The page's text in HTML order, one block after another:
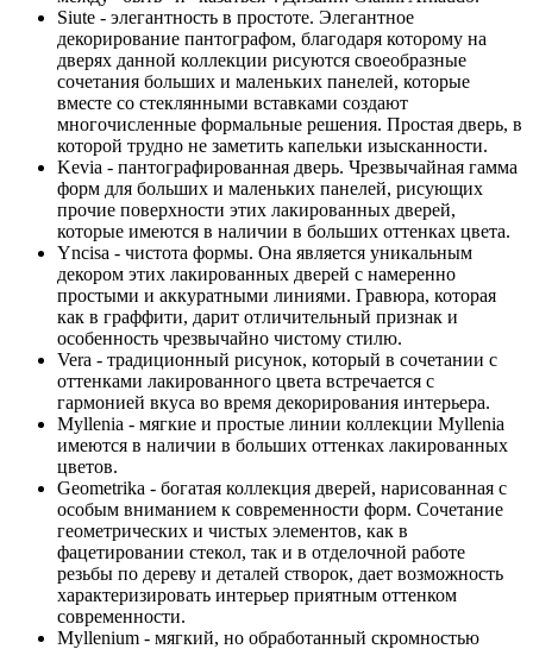
Siute - элегантность в простоте. Элегантное
декорирование пантографом, благодаря которому на
дверях данной коллекции рисуются своеобразные
сочетания больших и маленьких панелей, которые
вместе со стеклянными вставками создают
многочисленные формальные решения. Простая дверь, в
которой трудно не заметить капельки изысканности.
Kevia - пантографированная дверь. Чрезвычайная гамма
форм для больших и маленьких панелей, рисующих
прочие поверхности этих лакированных дверей,
которые имеются в наличии в больших оттенках цвета.
Yncisa - чистота формы. Она является уникальным
декором этих лакированных дверей с намеренно
простыми и аккуратными линиями. Гравюра, которая
как в граффити, дарит отличительный признак и
особенность чрезвычайно чистому стилю.
Vera - традиционный рисунок, который в сочетании с
оттенками лакированного цвета встречается с
гармонией вкуса во время декорирования интерьера.
Myllenia - мягкие и простые линии коллекции Myllenia
имеются в наличии в больших оттенках лакированных
цветов.
Geometrika - богатая коллекция дверей, нарисованная с
особым вниманием к современности форм. Сочетание
геометрических и чистых элементов, как в
фацетировании стекол, так и в отделочной работе
резьбы по дереву и деталей створок, дает возможность
характеризировать интерьер приятным оттенком
современности.
Myllenium - мягкий, но обработанный скромностью